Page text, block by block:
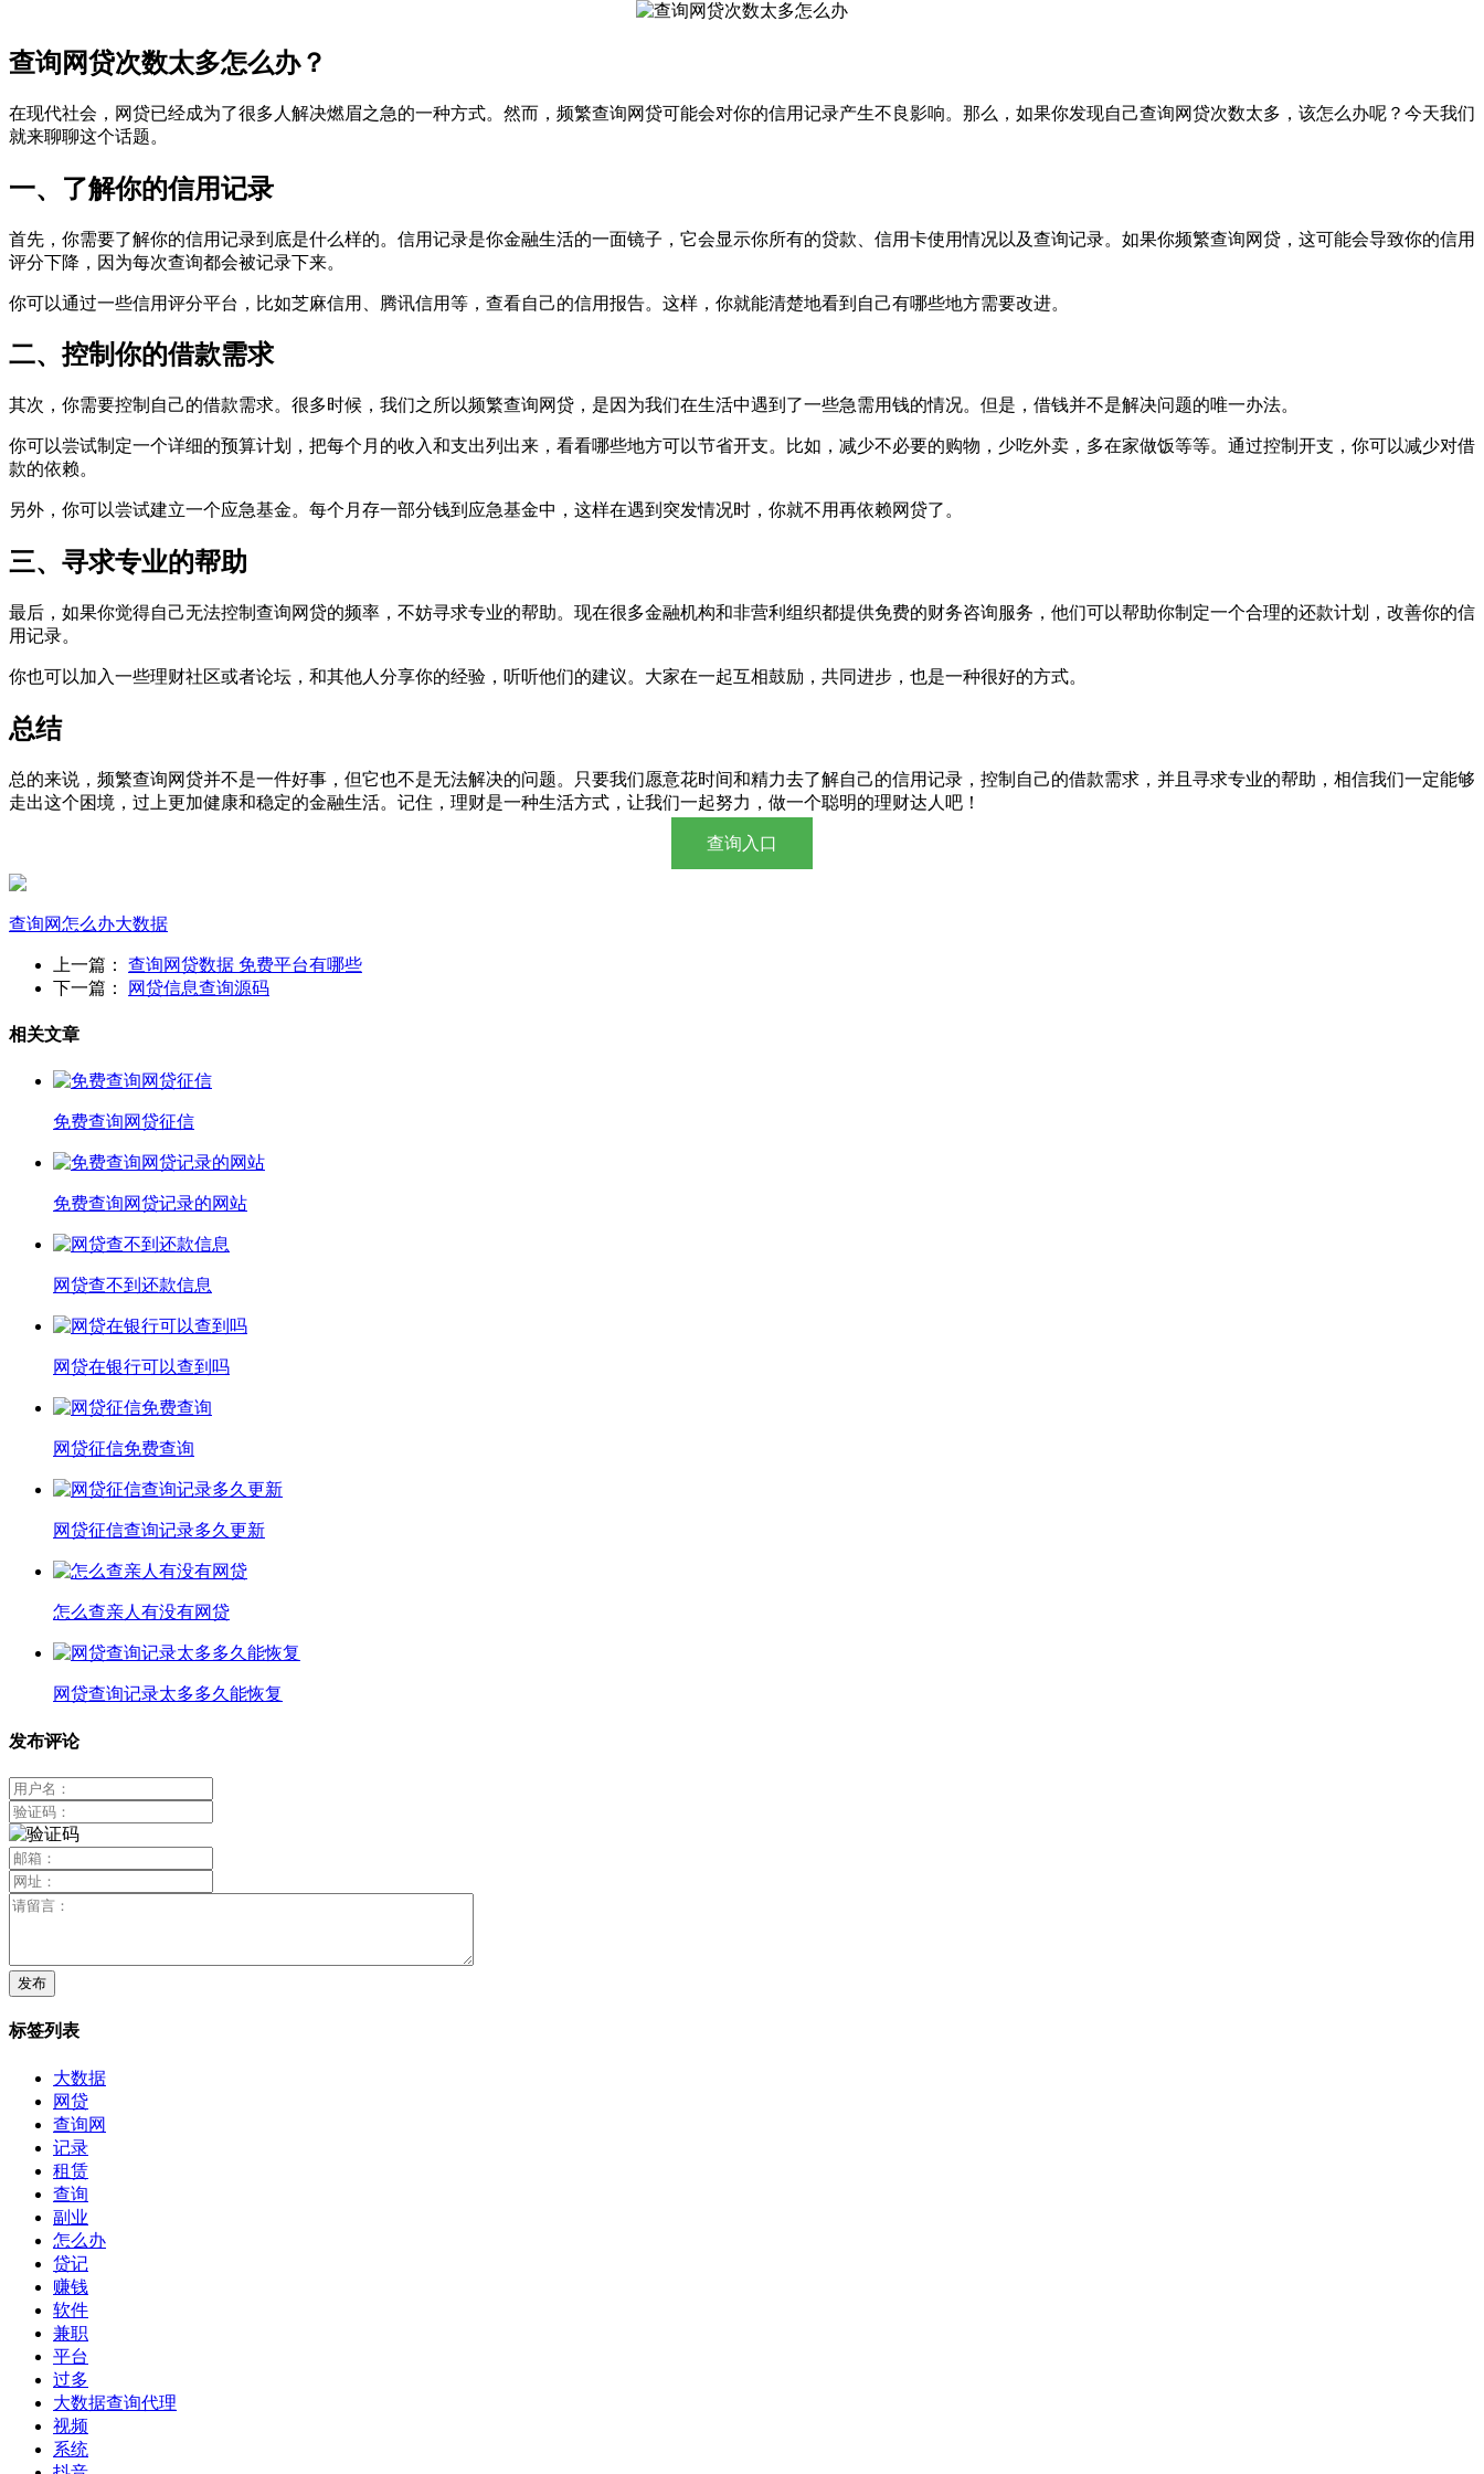
查询网贷次数太多怎么办？
在现代社会，网贷已经成为了很多人解决燃眉之急的一种方式。然而，频繁查询网贷可能会对你的信用记录产生不良影响。那么，如果你发现自己查询网贷次数太多，该怎么办呢？今天我们
就来聊聊这个话题。
一、了解你的信用记录
首先，你需要了解你的信用记录到底是什么样的。信用记录是你金融生活的一面镜子，它会显示你所有的贷款、信用卡使用情况以及查询记录。如果你频繁查询网贷，这可能会导致你的信用
评分下降，因为每次查询都会被记录下来。
你可以通过一些信用评分平台，比如芝麻信用、腾讯信用等，查看自己的信用报告。这样，你就能清楚地看到自己有哪些地方需要改进。
二、控制你的借款需求
其次，你需要控制自己的借款需求。很多时候，我们之所以频繁查询网贷，是因为我们在生活中遇到了一些急需用钱的情况。但是，借钱并不是解决问题的唯一办法。
你可以尝试制定一个详细的预算计划，把每个月的收入和支出列出来，看看哪些地方可以节省开支。比如，减少不必要的购物，少吃外卖，多在家做饭等等。通过控制开支，你可以减少对借
款的依赖。
另外，你可以尝试建立一个应急基金。每个月存一部分钱到应急基金中，这样在遇到突发情况时，你就不用再依赖网贷了。
三、寻求专业的帮助
最后，如果你觉得自己无法控制查询网贷的频率，不妨寻求专业的帮助。现在很多金融机构和非营利组织都提供免费的财务咨询服务，他们可以帮助你制定一个合理的还款计划，改善你的信
用记录。
你也可以加入一些理财社区或者论坛，和其他人分享你的经验，听听他们的建议。大家在一起互相鼓励，共同进步，也是一种很好的方式。
总结
总的来说，频繁查询网贷并不是一件好事，但它也不是无法解决的问题。只要我们愿意花时间和精力去了解自己的信用记录，控制自己的借款需求，并且寻求专业的帮助，相信我们一定能够
走出这个困境，过上更加健康和稳定的金融生活。记住，理财是一种生活方式，让我们一起努力，做一个聪明的理财达人吧！
查询入口
查询网怎么办大数据
上一篇：
查询网贷数据 免费平台有哪些
下一篇：
网贷信息查询源码
相关文章
免费查询网贷征信
免费查询网贷记录的网站
网贷查不到还款信息
网贷在银行可以查到吗
网贷征信免费查询
网贷征信查询记录多久更新
怎么查亲人有没有网贷
网贷查询记录太多多久能恢复
发布评论
标签列表
大数据
网贷
查询网
记录
租赁
查询
副业
怎么办
贷记
赚钱
软件
兼职
平台
过多
大数据查询代理
视频
系统